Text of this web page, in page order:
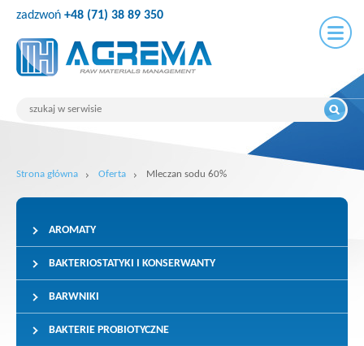
zadzwoń +48 (71) 38 89 350
Strona główna Oferta Mleczan sodu 60%
AROMATY
BAKTERIOSTATYKI I KONSERWANTY
BARWNIKI
BAKTERIE PROBIOTYCZNE